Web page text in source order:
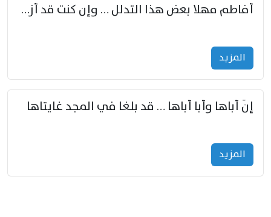
أفاطم مهلا بعض هذا التدلل … وإن كنت قد أزمعت صرمي فأجملي
المزید
إنّ أباها وأبا أباها … قد بلغا في المجد غايتاها
المزید